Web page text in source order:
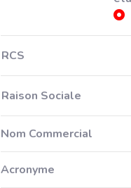
RCS
Raison Sociale
Nom Commercial
Acronyme